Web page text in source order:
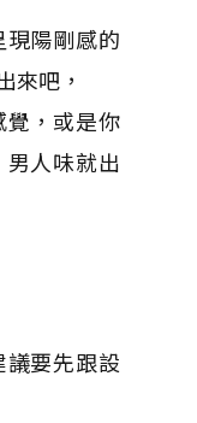
陽剛感的
來吧，
，或是你
人味就出
要先跟設